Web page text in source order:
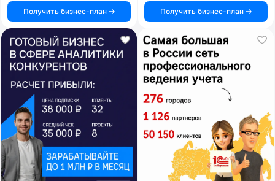
Получить бизнес-план
Получить бизнес-план